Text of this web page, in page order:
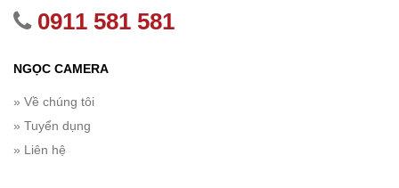
0911 581 581
NGỌC CAMERA
» Về chúng tôi
» Tuyển dụng
» Liên hệ